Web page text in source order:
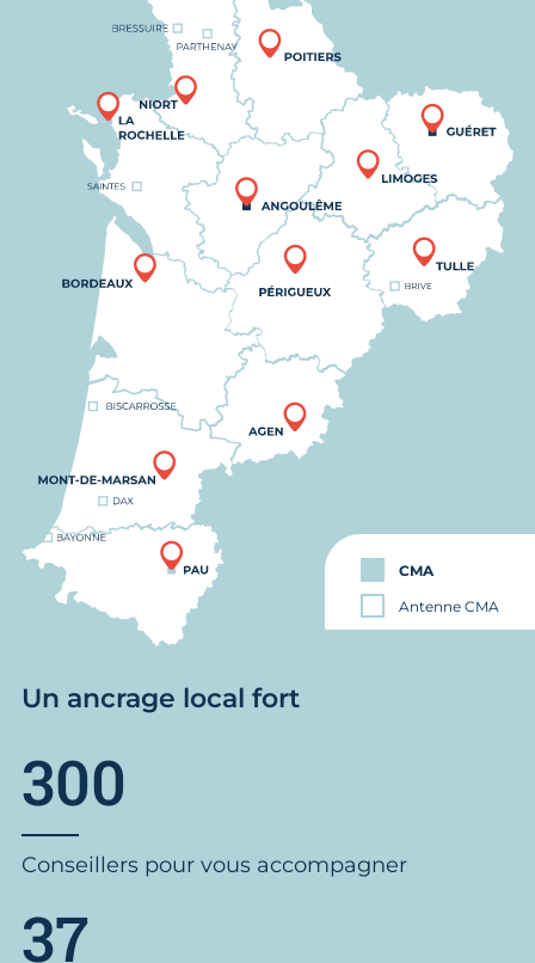
CMA
Antenne CMA
Un ancrage local fort
300
Conseillers pour vous accompagner
37